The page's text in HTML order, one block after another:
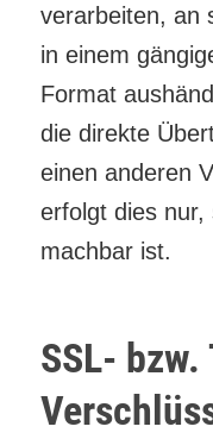
verarbeiten, an
in einem
Format
die direkte
einen anderen
erfolgt dies nur,
machbar ist.
SSL- bzw.